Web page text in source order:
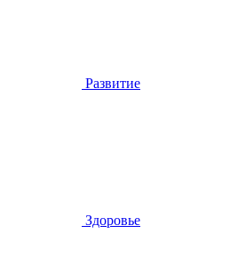
Развитие
Здоровье